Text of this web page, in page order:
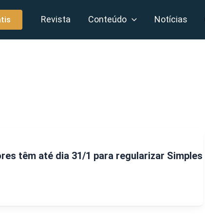
Revista Conteúdo Notícias
têm até dia 31/1 para regularizar Simples